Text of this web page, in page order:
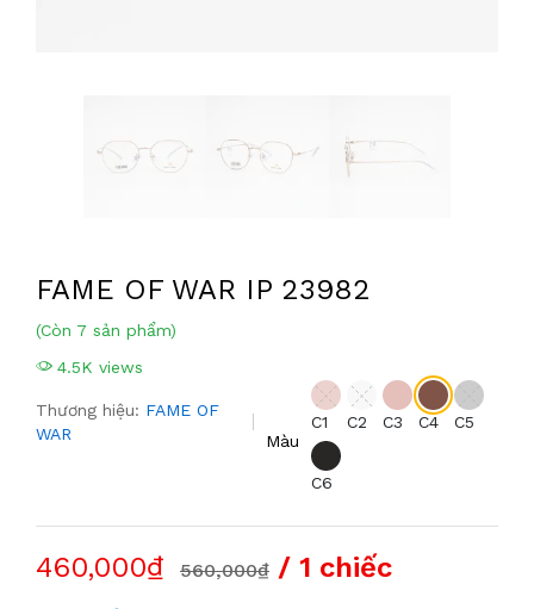
FAME OF WAR IP 23982
(Còn 7 sản phẩm)
4.5K views
Thương hiệu: FAME OF
WAR
Màu
C1 C2 C3 C4 C5
C6
460,000₫ 560,000₫ / 1 chiếc